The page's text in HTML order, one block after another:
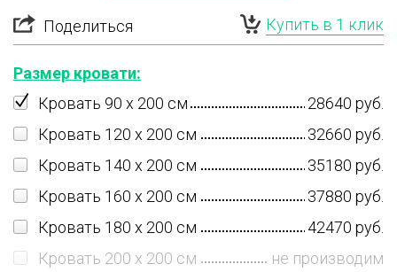
Поделиться Купить в 1 клик
Размер кровати:
Кровать 90 x 200 см
28640 руб.
Кровать 120 x 200 см
32660 руб.
Кровать 140 x 200 см
35180 руб.
Кровать 160 x 200 см
37880 руб.
Кровать 180 x 200 см
42470 руб.
Кровать 200 x 200 см
не производим